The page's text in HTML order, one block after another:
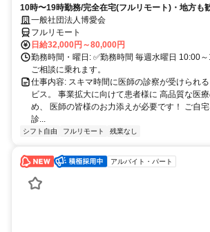
10時〜19時勤務/完全在宅(フルリモート)・地方も
業務一般社団法人博愛会
フルリモート
日給32,000円～80,000円
勤務時間・曜日: ✅勤務時間 毎週水曜日 10:00
ご相談に乗れます。
仕事内容: スキマ時間に医師の診察が受けられ
ビス。 事業拡大に向けて患者様に 高品質な医
め、 医師の皆様のお力添えが必要です！ ご自
診...
シフト自由 フルリモート 残業なし
アルバイト・パート